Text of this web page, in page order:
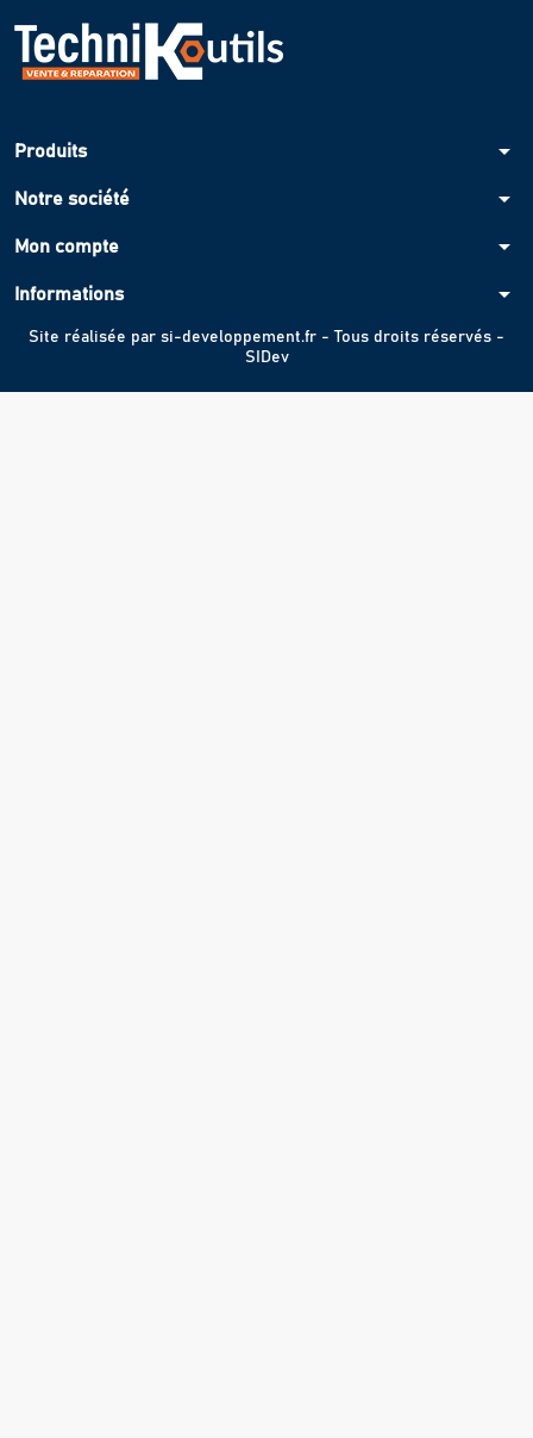
Produits arrow_drop_down
Notre société arrow_drop_down
Mon compte arrow_drop_down
Informations arrow_drop_down
Site réalisée par si-developpement.fr - Tous droits réservés -
SIDev